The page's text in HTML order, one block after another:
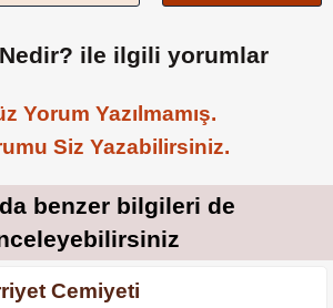
ile ilgili yorumlar
Yorum Yazılmamış.
Siz Yazabilirsiniz.
benzer bilgileri de
Cemiyeti